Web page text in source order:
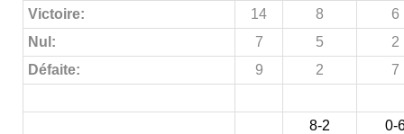
Victoire:
14 8
6
Nul:
7 5
2
Défaite:
9 2 7
8-2
0-